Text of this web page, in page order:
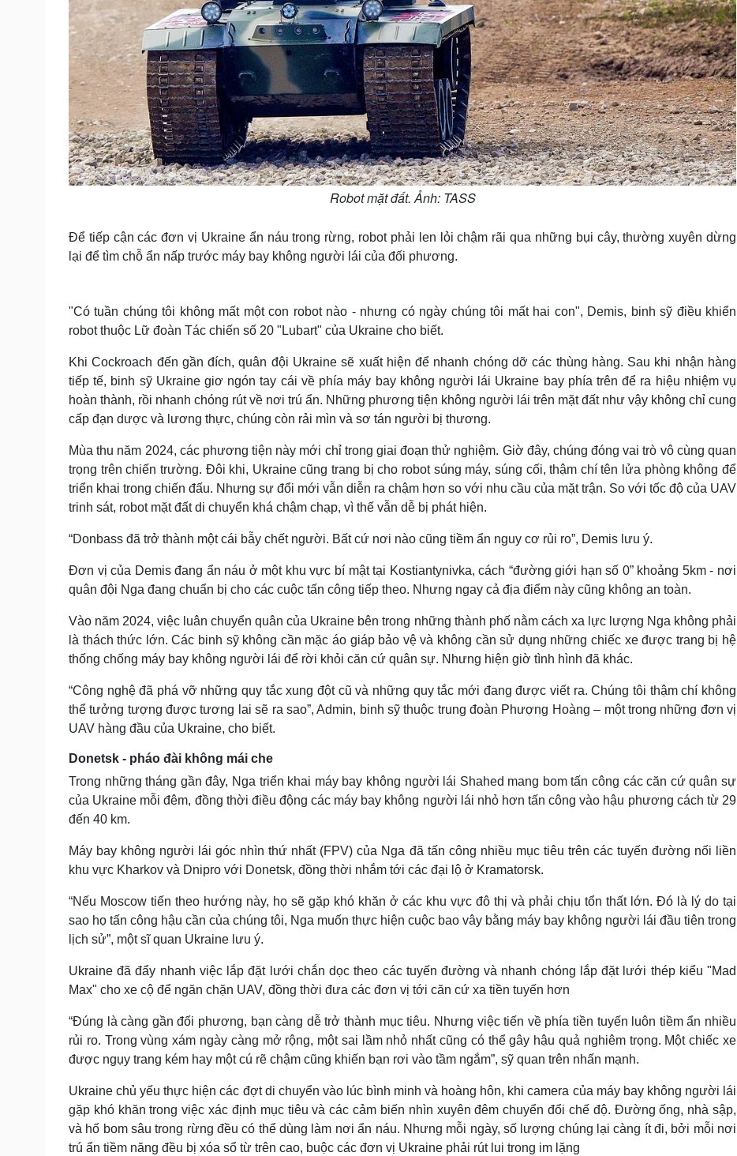
Robot mặt đất. Ảnh: TASS
Để tiếp cận các đơn vị Ukraine ẩn náu trong rừng, robot phải len lỏi chậm rãi qua những bụi cây, thường xuyên dừng
lại để tìm chỗ ẩn nấp trước máy bay không người lái của đối phương.
"Có tuần chúng tôi không mất một con robot nào - nhưng có ngày chúng tôi mất hai con", Demis, binh sỹ điều khiển
robot thuộc Lữ đoàn Tác chiến số 20 "Lubart" của Ukraine cho biết.
Khi Cockroach đến gần đích, quân đội Ukraine sẽ xuất hiện để nhanh chóng dỡ các thùng hàng. Sau khi nhận hàng
tiếp tế, binh sỹ Ukraine giơ ngón tay cái về phía máy bay không người lái Ukraine bay phía trên để ra hiệu nhiệm vụ
hoàn thành, rồi nhanh chóng rút về nơi trú ẩn. Những phương tiện không người lái trên mặt đất như vậy không chỉ cung
cấp đạn dược và lương thực, chúng còn rải mìn và sơ tán người bị thương.
Mùa thu năm 2024, các phương tiện này mới chỉ trong giai đoạn thử nghiệm. Giờ đây, chúng đóng vai trò vô cùng quan
trọng trên chiến trường. Đôi khi, Ukraine cũng trang bị cho robot súng máy, súng cối, thậm chí tên lửa phòng không để
triển khai trong chiến đấu. Nhưng sự đổi mới vẫn diễn ra chậm hơn so với nhu cầu của mặt trận. So với tốc độ của UAV
trinh sát, robot mặt đất di chuyển khá chậm chạp, vì thế vẫn dễ bị phát hiện.
“Donbass đã trở thành một cái bẫy chết người. Bất cứ nơi nào cũng tiềm ẩn nguy cơ rủi ro”, Demis lưu ý.
Đơn vị của Demis đang ẩn náu ở một khu vực bí mật tại Kostiantynivka, cách “đường giới hạn số 0” khoảng 5km - nơi
quân đội Nga đang chuẩn bị cho các cuộc tấn công tiếp theo. Nhưng ngay cả địa điểm này cũng không an toàn.
Vào năm 2024, việc luân chuyển quân của Ukraine bên trong những thành phố nằm cách xa lực lượng Nga không phải
là thách thức lớn. Các binh sỹ không cần mặc áo giáp bảo vệ và không cần sử dụng những chiếc xe được trang bị hệ
thống chống máy bay không người lái để rời khỏi căn cứ quân sự. Nhưng hiện giờ tình hình đã khác.
“Công nghệ đã phá vỡ những quy tắc xung đột cũ và những quy tắc mới đang được viết ra. Chúng tôi thậm chí không
thể tưởng tượng được tương lai sẽ ra sao”, Admin, binh sỹ thuộc trung đoàn Phượng Hoàng – một trong những đơn vị
UAV hàng đầu của Ukraine, cho biết.
Donetsk - pháo đài không mái che
Trong những tháng gần đây, Nga triển khai máy bay không người lái Shahed mang bom tấn công các căn cứ quân sự
của Ukraine mỗi đêm, đồng thời điều động các máy bay không người lái nhỏ hơn tấn công vào hậu phương cách từ 29
đến 40 km.
Máy bay không người lái góc nhìn thứ nhất (FPV) của Nga đã tấn công nhiều mục tiêu trên các tuyến đường nối liền
khu vực Kharkov và Dnipro với Donetsk, đồng thời nhắm tới các đại lộ ở Kramatorsk.
“Nếu Moscow tiến theo hướng này, họ sẽ gặp khó khăn ở các khu vực đô thị và phải chịu tổn thất lớn. Đó là lý do tại
sao họ tấn công hậu cần của chúng tôi, Nga muốn thực hiện cuộc bao vây bằng máy bay không người lái đầu tiên trong
lịch sử”, một sĩ quan Ukraine lưu ý.
Ukraine đã đẩy nhanh việc lắp đặt lưới chắn dọc theo các tuyến đường và nhanh chóng lắp đặt lưới thép kiểu "Mad
Max" cho xe cộ để ngăn chặn UAV, đồng thời đưa các đơn vị tới căn cứ xa tiền tuyến hơn
“Đúng là càng gần đối phương, bạn càng dễ trở thành mục tiêu. Nhưng việc tiến về phía tiền tuyến luôn tiềm ẩn nhiều
rủi ro. Trong vùng xám ngày càng mở rộng, một sai lầm nhỏ nhất cũng có thể gây hậu quả nghiêm trọng. Một chiếc xe
được ngụy trang kém hay một cú rẽ chậm cũng khiến bạn rơi vào tầm ngắm”, sỹ quan trên nhấn mạnh.
Ukraine chủ yếu thực hiện các đợt di chuyển vào lúc bình minh và hoàng hôn, khi camera của máy bay không người lái
gặp khó khăn trong việc xác định mục tiêu và các cảm biến nhìn xuyên đêm chuyển đổi chế độ. Đường ống, nhà sập,
và hố bom sâu trong rừng đều có thể dùng làm nơi ẩn náu. Nhưng mỗi ngày, số lượng chúng lại càng ít đi, bởi mỗi nơi
trú ẩn tiềm năng đều bị xóa sổ từ trên cao, buộc các đơn vị Ukraine phải rút lui trong im lặng